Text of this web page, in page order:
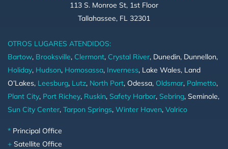
113 S. Monroe St, 1st Floor
Tallahassee, FL 32301
OTROS LUGARES ATENDIDOS:
Bartow, Brooksville, Clermont, Crystal River, Dunedin, Dunnellon,
Holiday, Hudson, Homosassa, Inverness, Lake Wales, Land
O’Lakes, Leesburg, Lutz, North Port, Odessa, Oldsmar, Palmetto,
Plant City, Port Richey, Ruskin, Safety Harbor, Sebring, Seminole,
Sun City Center, Tarpon Springs, Winter Haven, Valrico
* Principal Office
+ Satellite Office